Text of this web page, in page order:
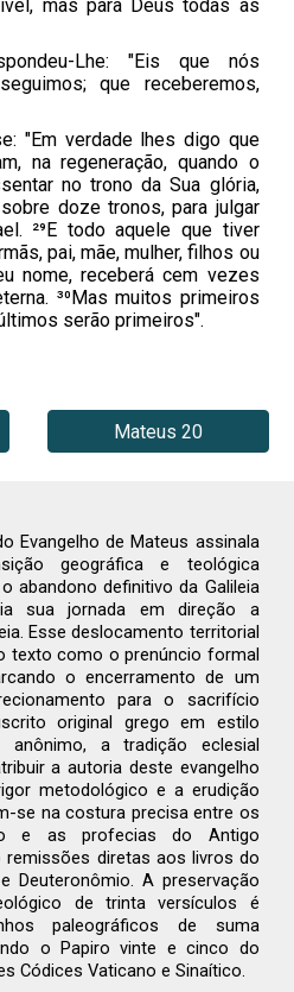
mas para Deus todas as
Lhe: "Eis que nós
que receberemos,
"Em verdade lhes digo que
na regeneração, quando o
no trono da Sua glória,
doze tronos, para julgar
²⁹E todo aquele que tiver
pai, mãe, mulher, filhos ou
nome, receberá cem vezes
³⁰Mas muitos primeiros
serão primeiros".
Mateus 20
Evangelho de Mateus assinala
geográfica e teológica
abandono definitivo da Galileia
sua jornada em direção a
Esse deslocamento territorial
texto como o prenúncio formal
o encerramento de um
para o sacrifício
original grego em estilo
anônimo, a tradição eclesial
a autoria deste evangelho
metodológico e a erudição
se na costura precisa entre os
e as profecias do Antigo
remissões diretas aos livros do
Deuteronômio. A preservação
de trinta versículos é
paleográficos de suma
o Papiro vinte e cinco do
Códices Vaticano e Sinaítico.